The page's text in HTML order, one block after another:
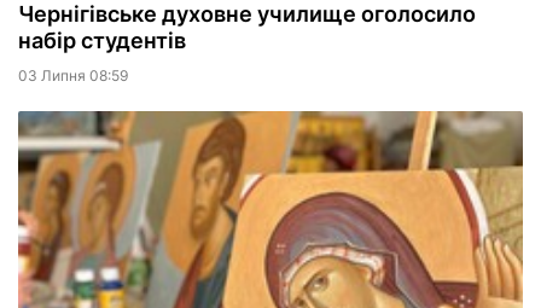
Чернігівське духовне училище оголосило
набір студентів
03 Липня 08:59